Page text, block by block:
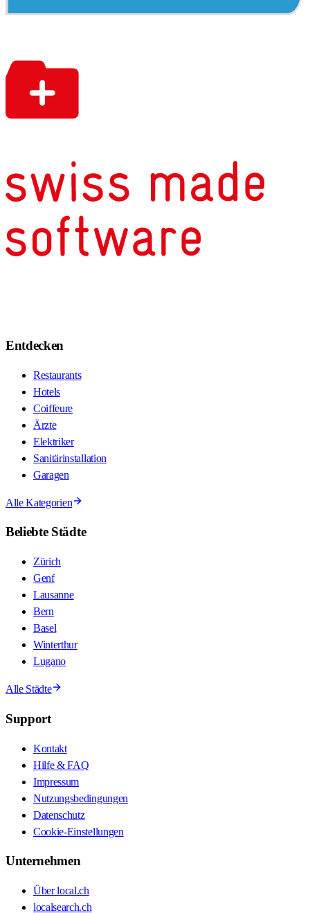
Entdecken
Restaurants
Hotels
Coiffeure
Ärzte
Elektriker
Sanitärinstallation
Garagen
Alle Kategorien
Beliebte Städte
Zürich
Genf
Lausanne
Bern
Basel
Winterthur
Lugano
Alle Städte
Support
Kontakt
Hilfe & FAQ
Impressum
Nutzungsbedingungen
Datenschutz
Cookie-Einstellungen
Unternehmen
Über local.ch
localsearch.ch